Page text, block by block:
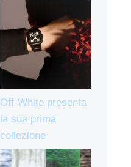
Off-White presenta
la sua prima
collezione